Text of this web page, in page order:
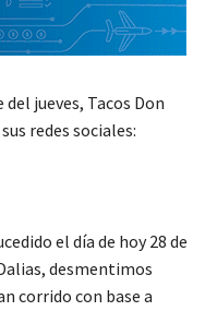
jueves, Tacos Don
redes sociales:
el día de hoy 28 de
desmentimos
corrido con base a